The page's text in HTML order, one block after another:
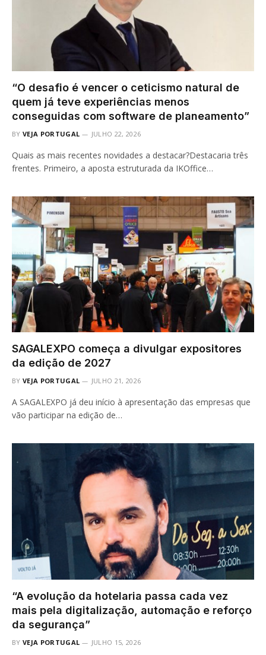
“O desafio é vencer o ceticismo natural de
quem já teve experiências menos
conseguidas com software de planeamento”
BY VEJA PORTUGAL JULHO 22, 2026
Quais as mais recentes novidades a destacar?Destacaria três
frentes. Primeiro, a aposta estruturada da IKOffice…
SAGALEXPO começa a divulgar expositores
da edição de 2027
BY VEJA PORTUGAL JULHO 21, 2026
A SAGALEXPO já deu início à apresentação das empresas que
vão participar na edição de…
“A evolução da hotelaria passa cada vez
mais pela digitalização, automação e reforço
da segurança”
BY VEJA PORTUGAL JULHO 15, 2026